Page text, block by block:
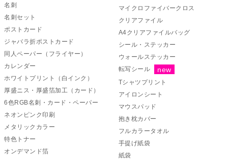
名刺
名刺セット
ポストカード
ジャバラ折ポストカード
同人ペーパー（フライヤー）
カレンダー
ホワイトプリント（白インク）
厚盛ニス・厚盛箔加工（カード）
6色RGB名刺・カード・ペーパー
ネオンピンク印刷
メタリックカラー
特色トナー
オンデマンド箔
マイクロファイバークロス
クリアファイル
A4クリアファイルバッグ
シール・ステッカー
ウォールステッカー
転写シール
Tシャツプリント
アイロンシート
マウスパッド
抱き枕カバー
フルカラータオル
手提げ紙袋
紙袋